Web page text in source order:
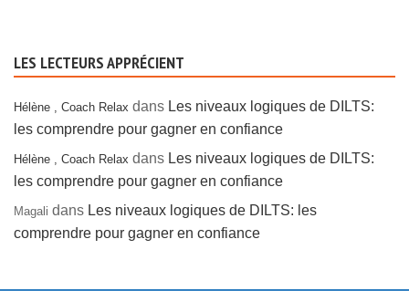
LES LECTEURS APPRÉCIENT
Hélène , Coach Relax dans Les niveaux logiques de DILTS:
les comprendre pour gagner en confiance
Hélène , Coach Relax dans Les niveaux logiques de DILTS:
les comprendre pour gagner en confiance
Magali dans Les niveaux logiques de DILTS: les
comprendre pour gagner en confiance